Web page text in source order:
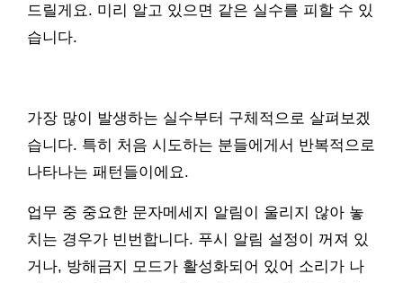
드릴게요. 미리 알고 있으면 같은 실수를 피할 수 있
습니다.
가장 많이 발생하는 실수부터 구체적으로 살펴보겠
습니다. 특히 처음 시도하는 분들에게서 반복적으로
나타나는 패턴들이에요.
업무 중 중요한 문자메세지 알림이 울리지 않아 놓
치는 경우가 빈번합니다. 푸시 알림 설정이 꺼져 있
거나, 방해금지 모드가 활성화되어 있어 소리가 나